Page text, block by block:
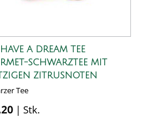
A DREAM TEE
SCHWARZTEE MIT
ZITRUSNOTEN
Tee
| Stk.